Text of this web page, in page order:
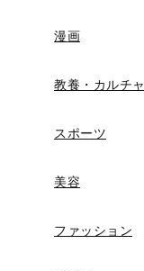
漫画
教養・カルチ
スポーツ
美容
ファッション